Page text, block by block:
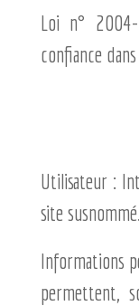
Loi n°
confiance
Utilisateur :
site susnommé.
Informations
permettent,